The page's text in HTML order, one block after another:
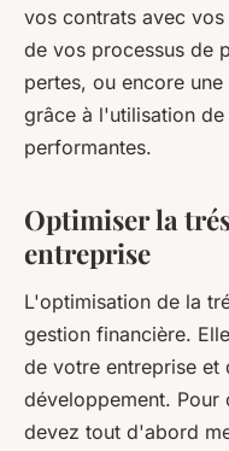
vos contrats avec
de vos processus de
pertes, ou encore
grâce à l'utilisation
performantes.
Optimiser la
entreprise
L'optimisation de la
gestion financière.
de votre entreprise et
développement.
devez tout d'abord